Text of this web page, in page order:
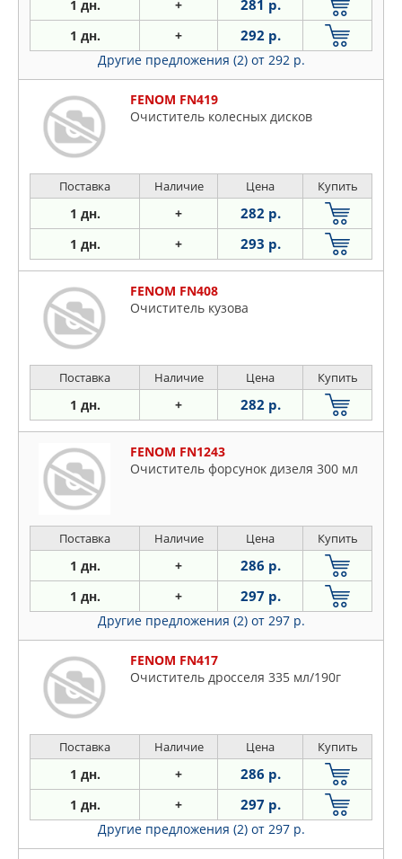
1 дн. + 281 р.
1 дн. + 292 р.
Другие предложения (2) от 292 р.
FENOM FN419
Очиститель колесных дисков
Поставка Наличие Цена Купить
1 дн. + 282 р.
1 дн. + 293 р.
FENOM FN408
Очиститель кузова
Поставка Наличие Цена Купить
1 дн. + 282 р.
FENOM FN1243
Очиститель форсунок дизеля 300 мл
Поставка Наличие Цена Купить
1 дн. + 286 р.
1 дн. + 297 р.
Другие предложения (2) от 297 р.
FENOM FN417
Очиститель дросселя 335 мл/190г
Поставка Наличие Цена Купить
1 дн. + 286 р.
1 дн. + 297 р.
Другие предложения (2) от 297 р.